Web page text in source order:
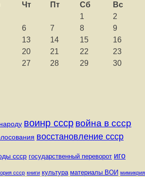
Чт Пт Сб Вс
1
2
6 7 8
9
13 14 15
16
20 21 22
23
27 28 29
30
воинр ссср война в ссср
восстановление ссср
ссср государственный переворот иго
ссср книги культура материалы ВОИ мимикрия